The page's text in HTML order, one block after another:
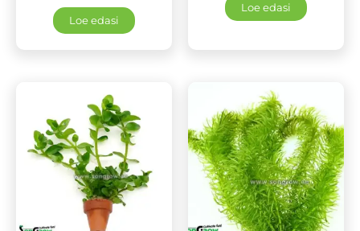
Loe edasi
Loe edasi